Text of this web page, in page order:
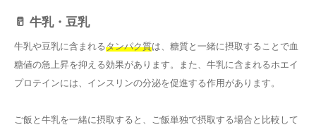
🥛 牛乳・豆乳
牛乳や豆乳に含まれるタンパク質は、糖質と一緒に摂取することで血
糖値の急上昇を抑える効果があります。また、牛乳に含まれるホエイ
プロテインには、インスリンの分泌を促進する作用があります。
ご飯と牛乳を一緒に摂取すると、ご飯単独で摂取する場合と比較して